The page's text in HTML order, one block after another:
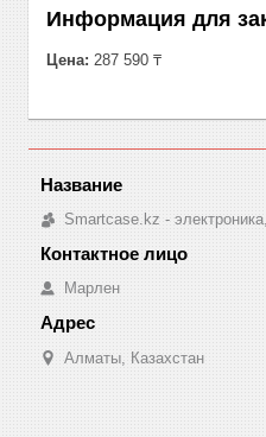
Информация для
Цена: 287 590 ₸
Smartcase.kz -
Марлен
Алматы, Казахстан